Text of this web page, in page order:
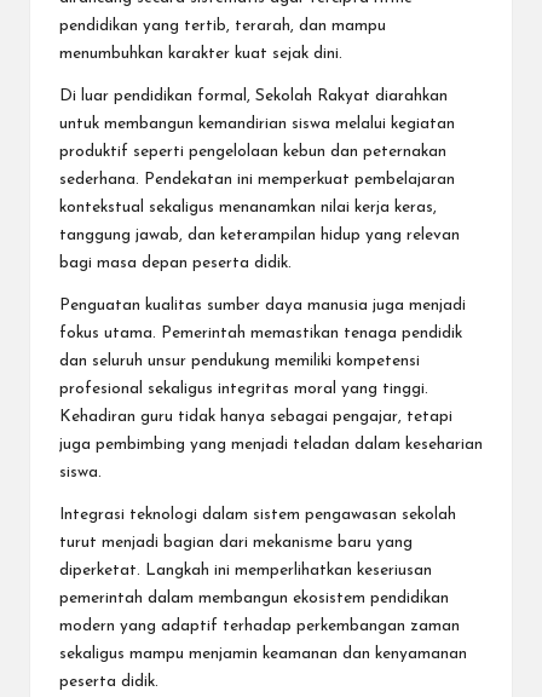
pendidikan yang tertib, terarah, dan mampu
menumbuhkan karakter kuat sejak dini.
Di luar pendidikan formal, Sekolah Rakyat diarahkan
untuk membangun kemandirian siswa melalui kegiatan
produktif seperti pengelolaan kebun dan peternakan
sederhana. Pendekatan ini memperkuat pembelajaran
kontekstual sekaligus menanamkan nilai kerja keras,
tanggung jawab, dan keterampilan hidup yang relevan
bagi masa depan peserta didik.
Penguatan kualitas sumber daya manusia juga menjadi
fokus utama. Pemerintah memastikan tenaga pendidik
dan seluruh unsur pendukung memiliki kompetensi
profesional sekaligus integritas moral yang tinggi.
Kehadiran guru tidak hanya sebagai pengajar, tetapi
juga pembimbing yang menjadi teladan dalam keseharian
siswa.
Integrasi teknologi dalam sistem pengawasan sekolah
turut menjadi bagian dari mekanisme baru yang
diperketat. Langkah ini memperlihatkan keseriusan
pemerintah dalam membangun ekosistem pendidikan
modern yang adaptif terhadap perkembangan zaman
sekaligus mampu menjamin keamanan dan kenyamanan
peserta didik.